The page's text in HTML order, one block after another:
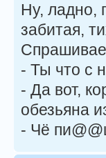
Ну, ладно,
забитая,
- Ты что с
- Да вот,
обезьяна
- Чё